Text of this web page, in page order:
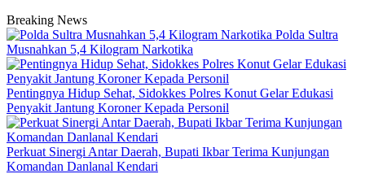
Breaking News
Polda Sultra
Musnahkan 5,4 Kilogram Narkotika
Pentingnya Hidup Sehat, Sidokkes Polres Konut Gelar Edukasi
Penyakit Jantung Koroner Kepada Personil
Perkuat Sinergi Antar Daerah, Bupati Ikbar Terima Kunjungan
Komandan Danlanal Kendari